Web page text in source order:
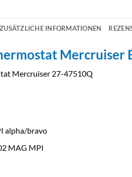
ZUSÄTZLICHE INFORMATIONEN
Mercruiser
Mercruiser 27-47510Q
alpha/bravo
MAG MPI